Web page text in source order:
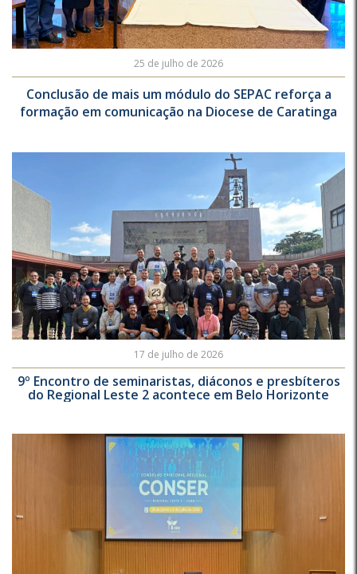
25 de julho de 2026
Conclusão de mais um módulo do SEPAC reforça a
formação em comunicação na Diocese de Caratinga
17 de julho de 2026
9º Encontro de seminaristas, diáconos e presbíteros
do Regional Leste 2 acontece em Belo Horizonte